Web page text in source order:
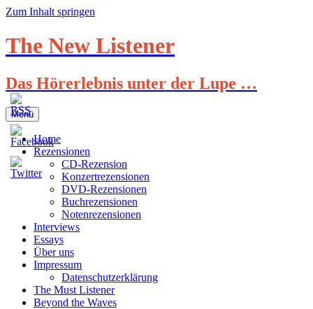
Zum Inhalt springen
The New Listener
Das Hörerlebnis unter der Lupe …
Menü
Home
Rezensionen
CD-Rezension
Konzertrezensionen
DVD-Rezensionen
Buchrezensionen
Notenrezensionen
Interviews
Essays
Über uns
Impressum
Datenschutzerklärung
The Must Listener
Beyond the Waves